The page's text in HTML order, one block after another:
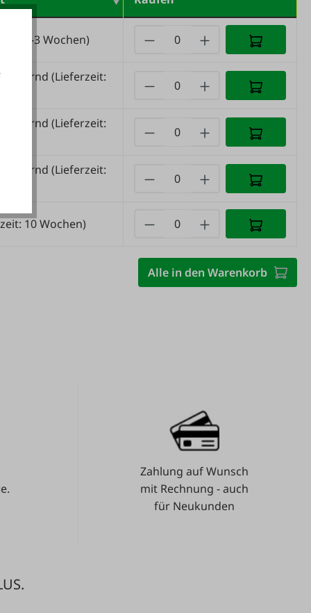
2-3 Wochen)
lagernd (Lieferzeit:
lagernd (Lieferzeit:
lagernd (Lieferzeit:
10 Wochen)
Alle in den Warenkorb
Zahlung auf Wunsch
mit Rechnung - auch
für Neukunden